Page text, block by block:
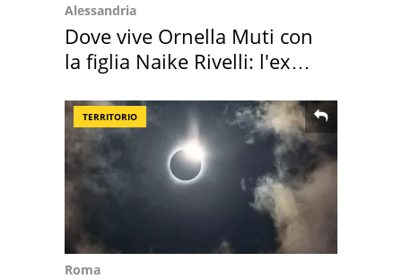
Alessandria
Dove vive Ornella Muti con
la figlia Naike Rivelli: l'ex
TERRITORIO
Roma